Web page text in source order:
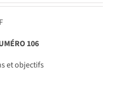
106
et objectifs